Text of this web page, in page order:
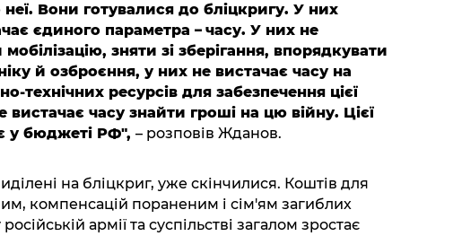
Вони готувалися до бліцкригу. У них
єдиного параметра – часу. У них не
зняти зі зберігання, впорядкувати
й озброєння, у них не вистачає часу на
технічних ресурсів для забезпечення цієї
часу знайти гроші на цю війну. Цієї
у бюджеті РФ", – розповів Жданов.
на бліцкриг, уже скінчилися. Коштів для
компенсацій пораненим і сім'ям загиблих
армії та суспільстві загалом зростає